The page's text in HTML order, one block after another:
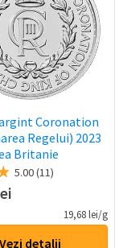
Coronation
Regelui) 2023
Britanie
5.00 (11)
19,68 lei/g
Vezi detalii